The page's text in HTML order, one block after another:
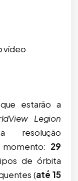
vídeo
estarão a
Legion
resolução
29
de órbita
(até 15